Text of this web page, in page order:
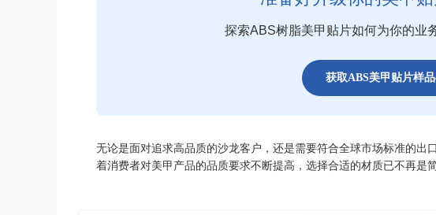
探索ABS树脂美甲贴片如何为你的业
获取ABS美甲贴片样
无论是面对追求高品质的沙龙客户，还是需要符合全球市场标准的出
着消费者对美甲产品的品质要求不断提高，选择合适的材质已不再是